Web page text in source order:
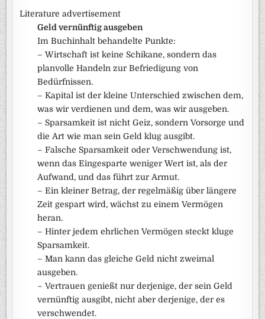
Literature advertisement
Geld vernünftig ausgeben
Im Buchinhalt behandelte Punkte:
– Wirtschaft ist keine Schikane, sondern das
planvolle Handeln zur Befriedigung von
Bedürfnissen.
– Kapital ist der kleine Unterschied zwischen dem,
was wir verdienen und dem, was wir ausgeben.
– Sparsamkeit ist nicht Geiz, sondern Vorsorge und
die Art wie man sein Geld klug ausgibt.
– Falsche Sparsamkeit oder Verschwendung ist,
wenn das Eingesparte weniger Wert ist, als der
Aufwand, und das führt zur Armut.
– Ein kleiner Betrag, der regelmäßig über längere
Zeit gespart wird, wächst zu einem Vermögen
heran.
– Hinter jedem ehrlichen Vermögen steckt kluge
Sparsamkeit.
– Man kann das gleiche Geld nicht zweimal
ausgeben.
– Vertrauen genießt nur derjenige, der sein Geld
vernünftig ausgibt, nicht aber derjenige, der es
verschwendet.